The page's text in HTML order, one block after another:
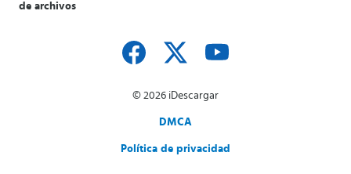
de archivos
© 2026 iDescargar
DMCA
Política de privacidad